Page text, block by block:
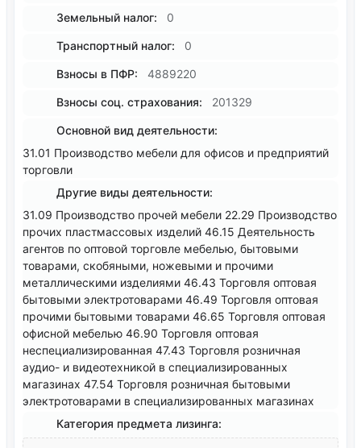
Земельный налог: 0
Транспортный налог: 0
Взносы в ПФР: 4889220
Взносы соц. страхования: 201329
Основной вид деятельности:
31.01 Производство мебели для офисов и предприятий
торговли
Другие виды деятельности:
31.09 Производство прочей мебели 22.29 Производство
прочих пластмассовых изделий 46.15 Деятельность
агентов по оптовой торговле мебелью, бытовыми
товарами, скобяными, ножевыми и прочими
металлическими изделиями 46.43 Торговля оптовая
бытовыми электротоварами 46.49 Торговля оптовая
прочими бытовыми товарами 46.65 Торговля оптовая
офисной мебелью 46.90 Торговля оптовая
неспециализированная 47.43 Торговля розничная
аудио- и видеотехникой в специализированных
магазинах 47.54 Торговля розничная бытовыми
электротоварами в специализированных магазинах
Категория предмета лизинга: